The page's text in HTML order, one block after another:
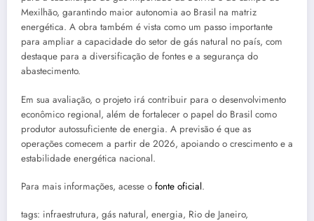
Mexilhão, garantindo maior autonomia ao Brasil na matriz
energética. A obra também é vista como um passo importante
para ampliar a capacidade do setor de gás natural no país, com
destaque para a diversificação de fontes e a segurança do
abastecimento.
Em sua avaliação, o projeto irá contribuir para o desenvolvimento
econômico regional, além de fortalecer o papel do Brasil como
produtor autossuficiente de energia. A previsão é que as
operações comecem a partir de 2026, apoiando o crescimento e a
estabilidade energética nacional.
Para mais informações, acesse o fonte oficial.
tags: infraestrutura, gás natural, energia, Rio de Janeiro,